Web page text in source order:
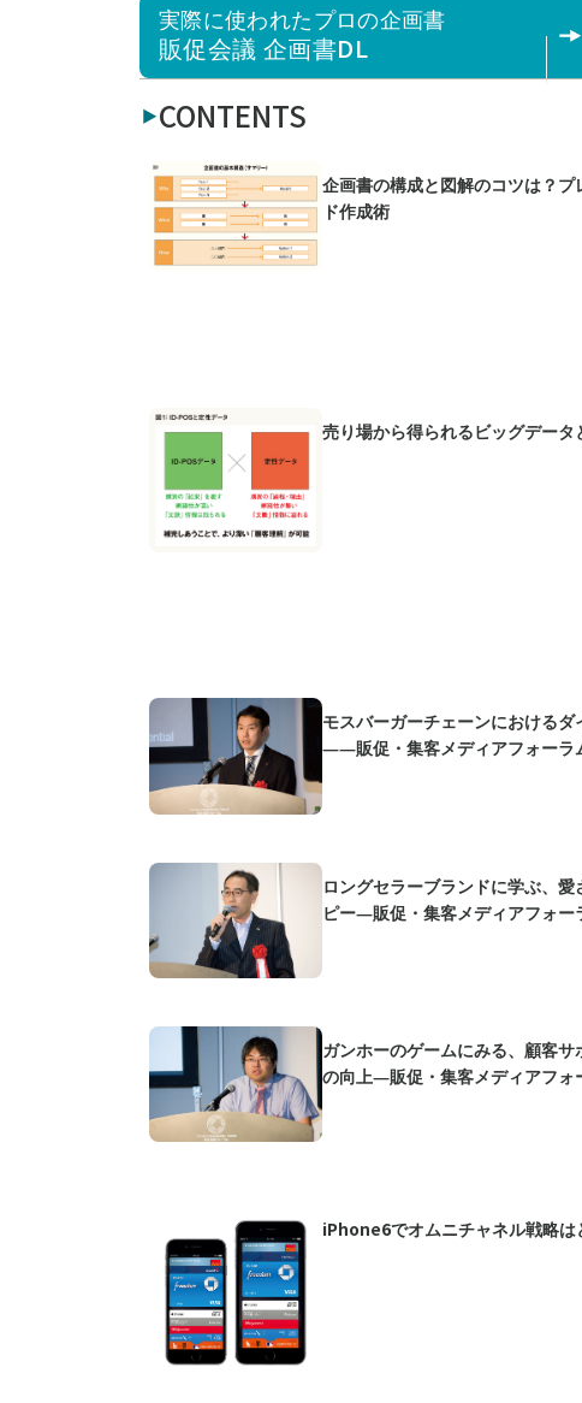
実際に使われたプロの企画書
販促会議 企画書DL
CONTENTS
企画書の構成と図解のコツは？プ
ド作成術
売り場から得られるビッグデータ
モスバーガーチェーンにおける
――販促・集客メディアフォーラ
ロングセラーブランドに学ぶ、
ピー―販促・集客メディアフォー
ガンホーのゲームにみる、顧客
の向上―販促・集客メディアフォ
iPhone6でオムニチャネル戦略は